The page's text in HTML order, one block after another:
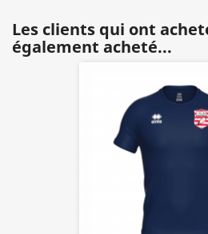
Les clients qui ont
également acheté...